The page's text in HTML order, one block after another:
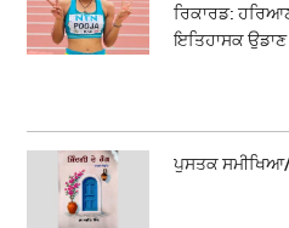
ਰਿਕਾਰਡ:
ਇਤਿਹਾਸਕ ਉਡਾਣ
ਪੁਸਤਕ ਸਮੀਖਿਆ/